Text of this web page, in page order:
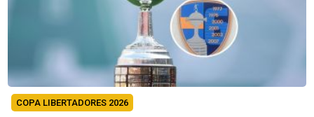
COPA LIBERTADORES 2026